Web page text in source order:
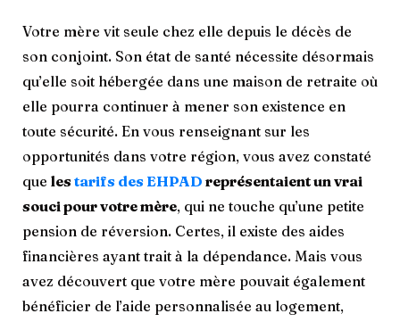
Votre mère vit seule chez elle depuis le décès de
son conjoint. Son état de santé nécessite désormais
qu’elle soit hébergée dans une maison de retraite où
elle pourra continuer à mener son existence en
toute sécurité. En vous renseignant sur les
opportunités dans votre région, vous avez constaté
que lestarifs des EHPAD représentaient un vrai
souci pour votre mère, qui ne touche qu’une petite
pension de réversion. Certes, il existe des aides
financières ayant trait à la dépendance. Mais vous
avez découvert que votre mère pouvait également
bénéficier de l’aide personnalisée au logement,